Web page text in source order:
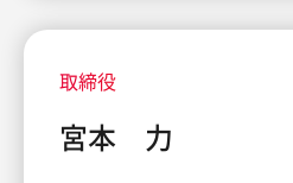
取締役
宮本 力